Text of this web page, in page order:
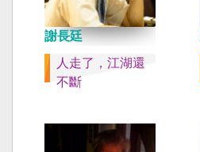
謝長廷
人走了，江湖還
不斷